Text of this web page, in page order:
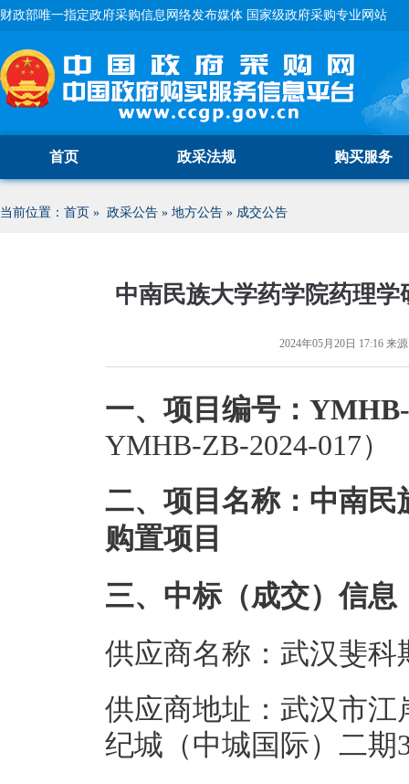
财政部唯一指定政府采购信息网络发布媒体 国家级政府采购专业网站
首页 政采法规 购买服务
当前位置： 首页 » 政采公告 » 地方公告 » 成交公告
中南民族大学药学院药理
2024年05月20日 17:16 来
一、项目编号：
YMHB-ZB-2024-017）
二、项目名称：中南
购置项目
三、中标（成交）信息
供应商名称：武汉斐科
供应商地址：武汉市江
纪城（中城国际）二期